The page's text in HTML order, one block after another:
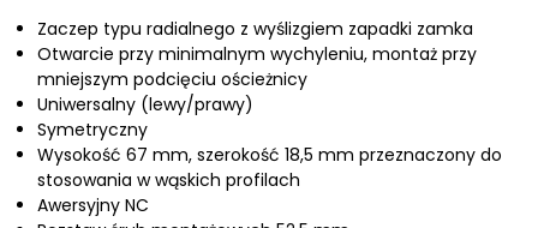
Zaczep typu radialnego z wyślizgiem zapadki zamka
Otwarcie przy minimalnym wychyleniu, montaż przy
mniejszym podcięciu ościeżnicy
Uniwersalny (lewy/prawy)
Symetryczny
Wysokość 67 mm, szerokość 18,5 mm przeznaczony do
stosowania w wąskich profilach
Awersyjny NC